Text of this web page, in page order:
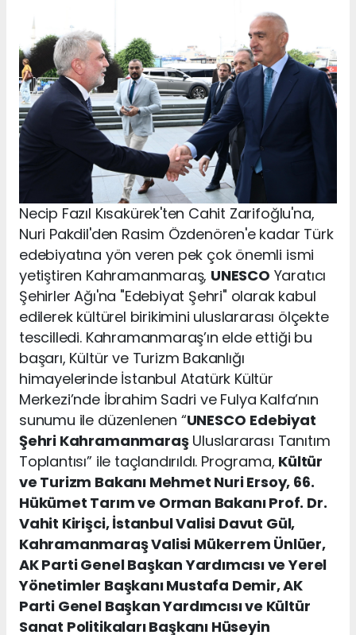
Necip Fazıl Kısakürek'ten Cahit Zarifoğlu'na,
Nuri Pakdil'den Rasim Özdenören'e kadar Türk
edebiyatına yön veren pek çok önemli ismi
yetiştiren Kahramanmaraş, UNESCO Yaratıcı
Şehirler Ağı'na "Edebiyat Şehri" olarak kabul
edilerek kültürel birikimini uluslararası ölçekte
tescilledi. Kahramanmaraş’ın elde ettiği bu
başarı, Kültür ve Turizm Bakanlığı
himayelerinde İstanbul Atatürk Kültür
Merkezi’nde İbrahim Sadri ve Fulya Kalfa’nın
sunumu ile düzenlenen “UNESCO Edebiyat
Şehri KahramanmaraşUluslararası Tanıtım
Toplantısı” ile taçlandırıldı. Programa, Kültür
ve Turizm Bakanı Mehmet Nuri Ersoy, 66.
Hükümet Tarım ve Orman Bakanı Prof. Dr.
Vahit Kirişci, İstanbul Valisi Davut Gül,
Kahramanmaraş Valisi Mükerrem Ünlüer,
AK Parti Genel Başkan Yardımcısı ve Yerel
Yönetimler Başkanı Mustafa Demir, AK
Parti Genel Başkan Yardımcısı ve Kültür
Sanat Politikaları Başkanı Hüseyin